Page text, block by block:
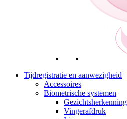
Tijdregistratie en aanwezigheid
Accessoires
Biometrische systemen
Gezichtsherkenning
Vingerafdruk